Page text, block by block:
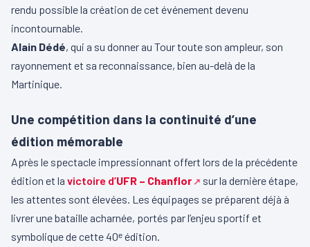
rendu possible la création de cet événement devenu
incontournable.
Alain Dédé, qui a su donner au Tour toute son ampleur, son
rayonnement et sa reconnaissance, bien au-delà de la
Martinique.
Une compétition dans la continuité d’une
édition mémorable
Après le spectacle impressionnant offert lors de la précédente
édition et la victoire d’UFR – Chanflor
sur la dernière étape,
les attentes sont élevées. Les équipages se préparent déjà à
livrer une bataille acharnée, portés par l’enjeu sportif et
symbolique de cette 40ᵉ édition.